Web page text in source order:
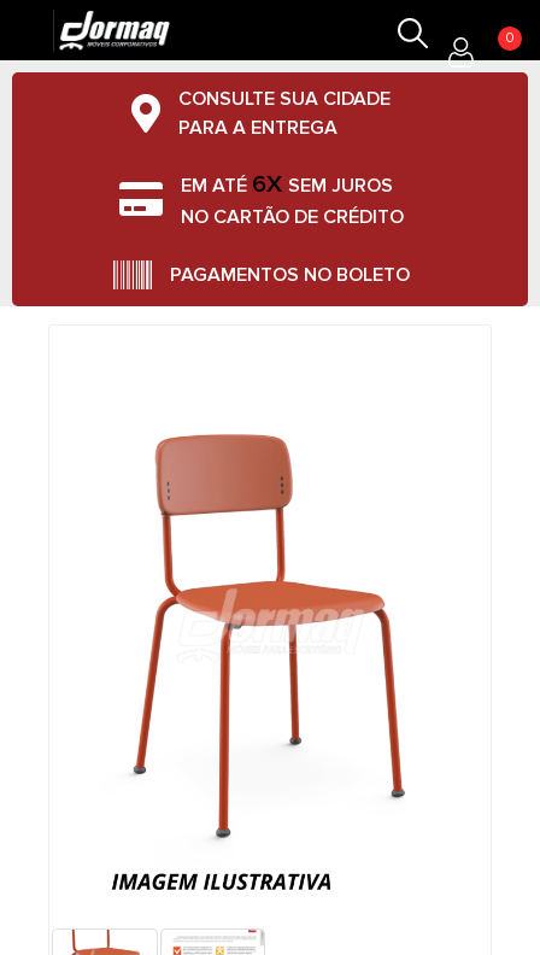
0
CONSULTE SUA CIDADE
PARA A ENTREGA
EM ATÉ 6X SEM JUROS
NO CARTÃO DE CRÉDITO
PAGAMENTOS NO BOLETO